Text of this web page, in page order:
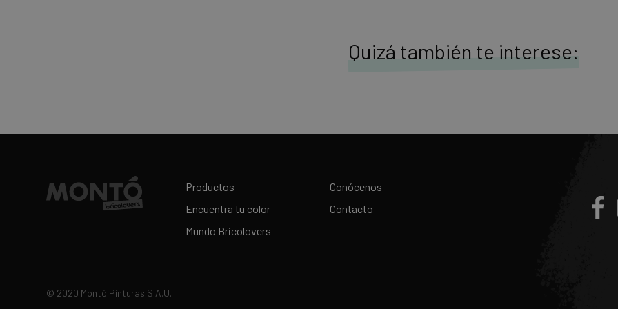
Quizá también te interese:
Productos
Encuentra tu color
Mundo Bricolovers
Conócenos
Contacto
© 2020 Montó Pinturas S.A.U.